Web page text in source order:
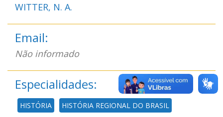
WITTER, N. A.
Email:
Não informado
Especialidades:
HISTÓRIA HISTÓRIA REGIONAL DO BRASIL